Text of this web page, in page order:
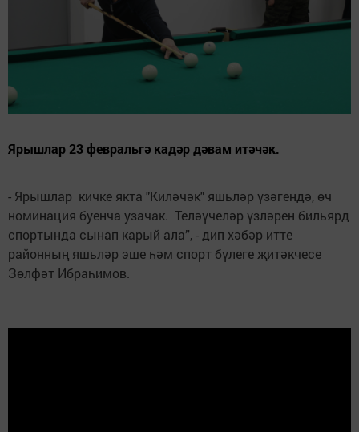
Ярышлар 23 февральгә кадәр дәвам итәчәк.
- Ярышлар кичке якта "Киләчәк" яшьләр үзәгендә, өч
номинация буенча узачак. Теләүчеләр үзләрен бильярд
спортында сынап карый ала”, - дип хәбәр итте
районның яшьләр эше һәм спорт бүлеге җитәкчесе
Зөлфәт Ибраһимов.